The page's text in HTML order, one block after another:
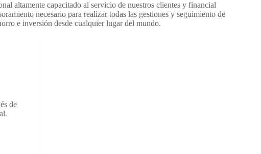
altamente capacitado al servicio de nuestros clientes y financial
necesario para realizar todas las gestiones y seguimiento de
e inversión desde cualquier lugar del mundo.
de